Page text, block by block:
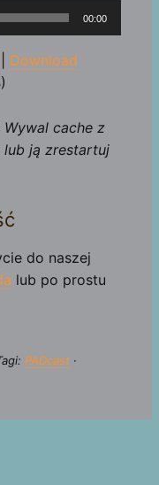
00:00
Download
Wywal cache z
ją zrestartuj
do naszej
lub po prostu
PADcast·